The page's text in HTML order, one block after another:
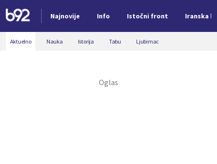
Najnovije Info Istočni front Iranska
Nova vest
Aktuelno Nauka Istorija Tabu Ljubimac